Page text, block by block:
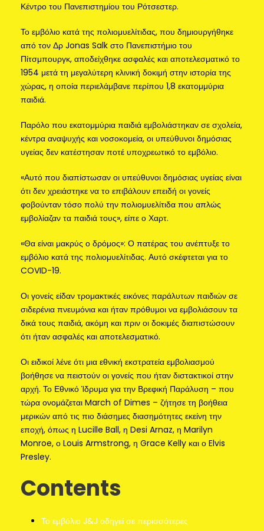
Κέντρο του Πανεπιστημίου του Ρότσεστερ.
Το εμβόλιο κατά της πολιομυελίτιδας, που δημιουργήθηκε
από τον Δρ Jonas Salk στο Πανεπιστήμιο του
Πίτσμπουργκ, αποδείχθηκε ασφαλές και αποτελεσματικό το
1954 μετά τη μεγαλύτερη κλινική δοκιμή στην ιστορία της
χώρας, η οποία περιελάμβανε περίπου 1,8 εκατομμύρια
παιδιά.
Παρόλο που εκατομμύρια παιδιά εμβολιάστηκαν σε σχολεία,
κέντρα αναψυχής και νοσοκομεία, οι υπεύθυνοι δημόσιας
υγείας δεν κατέστησαν ποτέ υποχρεωτικό το εμβόλιο.
«Αυτό που διαπίστωσαν οι υπεύθυνοι δημόσιας υγείας είναι
ότι δεν χρειάστηκε να το επιβάλουν επειδή οι γονείς
φοβούνταν τόσο πολύ την πολιομυελίτιδα που απλώς
εμβολίαζαν τα παιδιά τους», είπε ο Χαρτ.
«Θα είναι μακρύς ο δρόμος»: Ο πατέρας του ανέπτυξε το
εμβόλιο κατά της πολιομυελίτιδας. Αυτό σκέφτεται για το
COVID-19.
Οι γονείς είδαν τρομακτικές εικόνες παράλυτων παιδιών σε
σιδερένια πνευμόνια και ήταν πρόθυμοι να εμβολιάσουν τα
δικά τους παιδιά, ακόμη και πριν οι δοκιμές διαπιστώσουν
ότι ήταν ασφαλές και αποτελεσματικό.
Οι ειδικοί λένε ότι μια εθνική εκστρατεία εμβολιασμού
βοήθησε να πειστούν οι γονείς που ήταν διστακτικοί στην
αρχή. Το Εθνικό Ίδρυμα για την Βρεφική Παράλυση – που
τώρα ονομάζεται March of Dimes – ζήτησε τη βοήθεια
μερικών από τις πιο διάσημες διασημότητες εκείνη την
εποχή, όπως η Lucille Ball, η Desi Arnaz, η Marilyn
Monroe, ο Louis Armstrong, η Grace Kelly και ο Elvis
Presley.
Contents
Το εμβόλιο J&J οδηγεί σε περισσότερες